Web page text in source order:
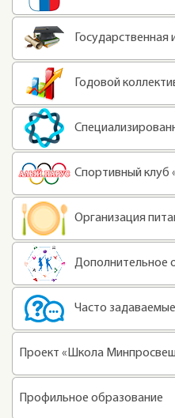
Государственная
Годовой
Спортивный клуб
Организация
Дополнительное
Часто
Проект «Школа
Профильное образование